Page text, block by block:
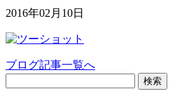
2016年02月10日
ブログ記事一覧へ
検索